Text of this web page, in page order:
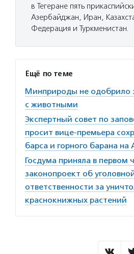
в Тегеране пять
Азербайджан, Иран,
Федерация и Туркменистан.
Ещё по теме
Минприроды не одобрило
с животными
Экспертный совет по
просит вице-премьера
барса и горного барана на
Госдума приняла в первом
законопроект об
ответственности за
краснокнижных растений